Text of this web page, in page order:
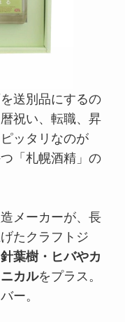
送別品にするの
祝い、転職、昇
ッタリなのが
「札幌酒精」の
メーカーが、長
たクラフトジ
針葉樹・ヒバやカ
カルをプラス。
ー。